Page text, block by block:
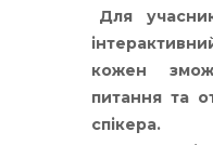
Для
кожен
питання та
спікера.